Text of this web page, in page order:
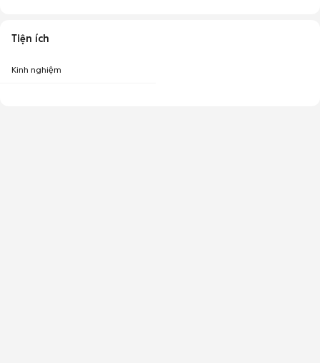
Tiện ích
Kinh nghiệm